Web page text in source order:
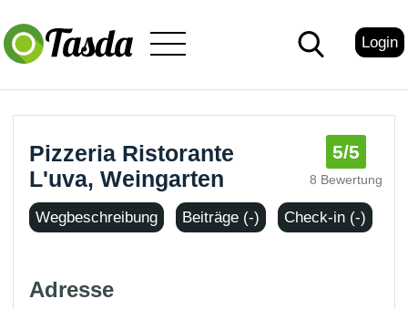
Login
Pizzeria Ristorante
L'uva, Weingarten
5/5
8 Bewertung
Wegbeschreibung Beiträge (-) Check-in (-)
Adresse